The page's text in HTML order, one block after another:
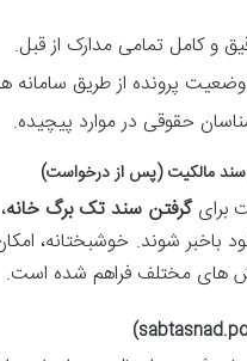
و کامل تمامی مدارک از قبل.
پرونده از طریق سامانه
حقوقی در موارد پیچیده.
مالکیت (پس از درخواست)
برایگرفتن سند تک برگ خانه
باخبر شوند. خوشبختانه،
های مختلف فراهم شده است.